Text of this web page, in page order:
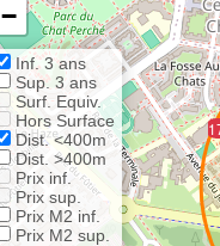
−
Inf. 3 ans
Sup. 3 ans
Surf. Equiv.
Hors Surface
Dist. <400m
Dist. >400m
Prix inf.
Prix sup.
Prix M2 inf.
Prix M2 sup.